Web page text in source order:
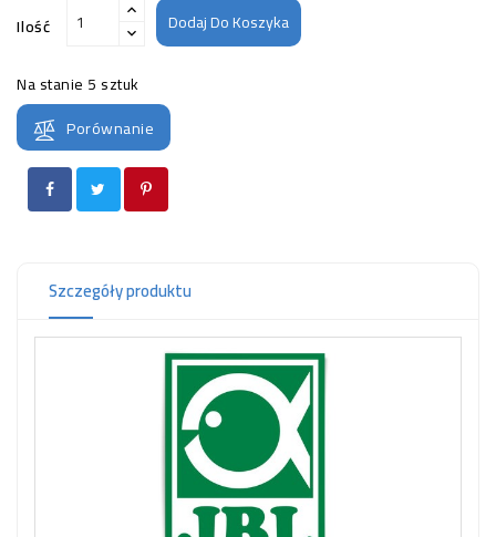
(SPRZĘT)
OCZKO
WODNE
(SPRZĘT)
KONTAKT
Ilość Dodaj Do Koszyka
Na stanie 5 sztuk
Porównanie
Szczegóły produktu